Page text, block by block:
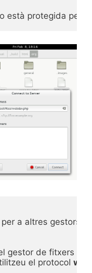
està protegida per
a altres gestors
gestor de fitxers
el protocol